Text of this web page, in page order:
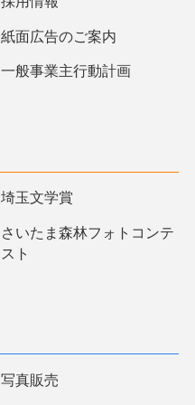
紙面広告のご案内
一般事業主行動計画
埼玉文学賞
さいたま森林フォトコンテ
スト
写真販売